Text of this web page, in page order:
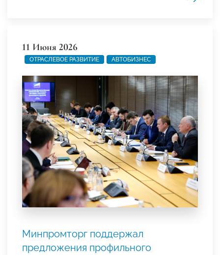
11 Июня 2026
ОТРАСЛЕВОЕ РАЗВИТИЕ АВТОБИЗНЕС
Минпромторг поддержал
предложения профильного